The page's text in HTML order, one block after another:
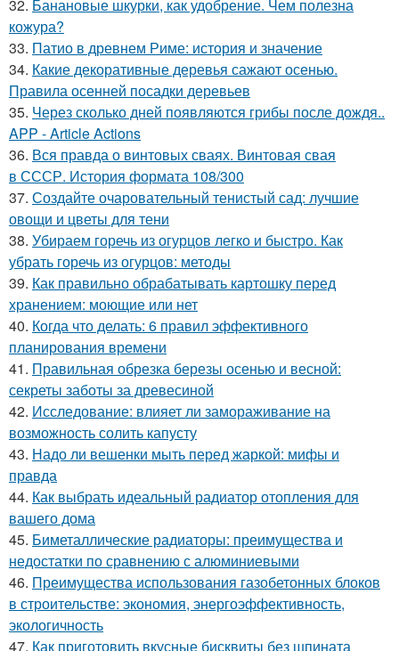
32. Банановые шкурки, как удобрение. Чем полезна
кожура?
33. Патио в древнем Риме: история и значение
34. Какие декоративные деревья сажают осенью.
Правила осенней посадки деревьев
35. Через сколько дней появляются грибы после дождя..
APP - Article Actions
36. Вся правда о винтовых сваях. Винтовая свая
в СССР. История формата 108/300
37. Создайте очаровательный тенистый сад: лучшие
овощи и цветы для тени
38. Убираем горечь из огурцов легко и быстро. Как
убрать горечь из огурцов: методы
39. Как правильно обрабатывать картошку перед
хранением: моющие или нет
40. Когда что делать: 6 правил эффективного
планирования времени
41. Правильная обрезка березы осенью и весной:
секреты заботы за древесиной
42. Исследование: влияет ли замораживание на
возможность солить капусту
43. Надо ли вешенки мыть перед жаркой: мифы и
правда
44. Как выбрать идеальный радиатор отопления для
вашего дома
45. Биметаллические радиаторы: преимущества и
недостатки по сравнению с алюминиевыми
46. Преимущества использования газобетонных блоков
в строительстве: экономия, энергоэффективность,
экологичность
47. Как приготовить вкусные бисквиты без шпината